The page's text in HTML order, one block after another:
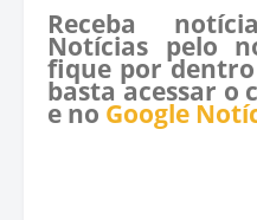
Receba
Notícias pelo
fique por
basta acessar o
e no Google